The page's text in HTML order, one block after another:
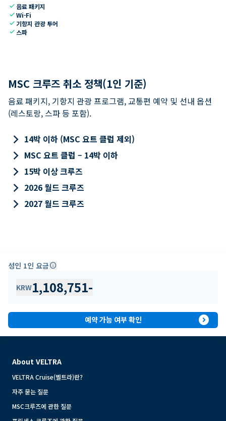
check 음료 패키지
checkWi-Fi
check 기항지 관광 투어
check 스파
MSC 크루즈 취소 정책(1인 기준)
음료 패키지, 기항지 관광 프로그램, 교통편 예약 및 선내 옵션
(레스토랑, 스파 등 포함).
keyboard_arrow_right 14박 이하 (MSC 요트 클럽 제외)
keyboard_arrow_right MSC 요트 클럽 – 14박 이하
keyboard_arrow_right 15박 이상 크루즈
keyboard_arrow_right 2026 월드 크루즈
keyboard_arrow_right 2027 월드 크루즈
성인 1인 요금info
KRW1,108,751-
예약 가능 여부 확인 expand_circle_right
About VELTRA
VELTRA Cruise(벨트라)란?
자주 묻는 질문
MSC크루즈에 관한 질문